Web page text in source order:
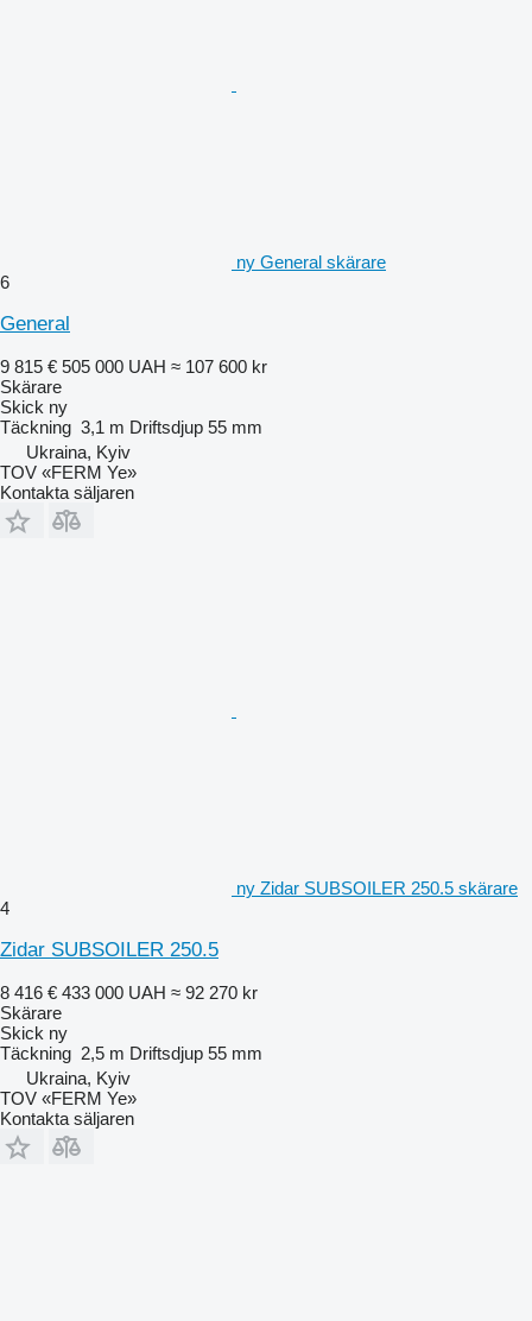
ny General skärare
6
General
9 815 € 505 000 UAH ≈ 107 600 kr
Skärare
Skick ny
Täckning 3,1 m Driftsdjup 55 mm
Ukraina, Kyiv
TOV «FERM Ye»
Kontakta säljaren
ny Zidar SUBSOILER 250.5 skärare
4
Zidar SUBSOILER 250.5
8 416 € 433 000 UAH ≈ 92 270 kr
Skärare
Skick ny
Täckning 2,5 m Driftsdjup 55 mm
Ukraina, Kyiv
TOV «FERM Ye»
Kontakta säljaren